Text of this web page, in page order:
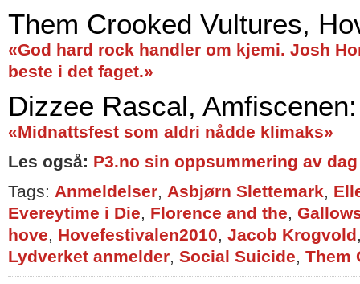
Them Crooked Vultures,
«God hard rock handler om kjemi. Josh
beste i det faget.»
Dizzee Rascal, Amfiscenen:
«Midnattsfest som aldri nådde klimaks»
Les også: P3.no sin oppsummering av
Tags: Anmeldelser, Asbjørn Slettemark,
Evereytime i Die, Florence and the,
hove, Hovefestivalen2010, Jacob Krogvold
Lydverket anmelder, Social Suicide, Them